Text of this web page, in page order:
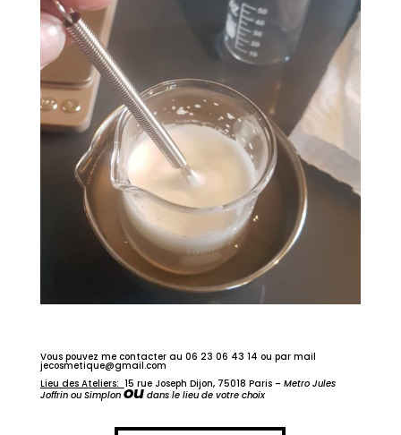
Vous pouvez me contacter au 06 23 06 43 14 ou par mail
jecosmetique@gmail.com
Lieu des Ateliers: 15 rue Joseph Dijon, 75018 Paris – Metro Jules
Joffrin ou Simplonoudans le lieu de votre choix